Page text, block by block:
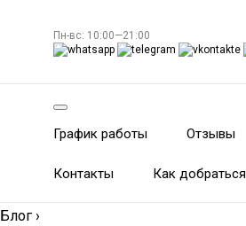
Пн-вс: 10:00—21:00
График работы Отзывы
Контакты Как добраться
Блог ›